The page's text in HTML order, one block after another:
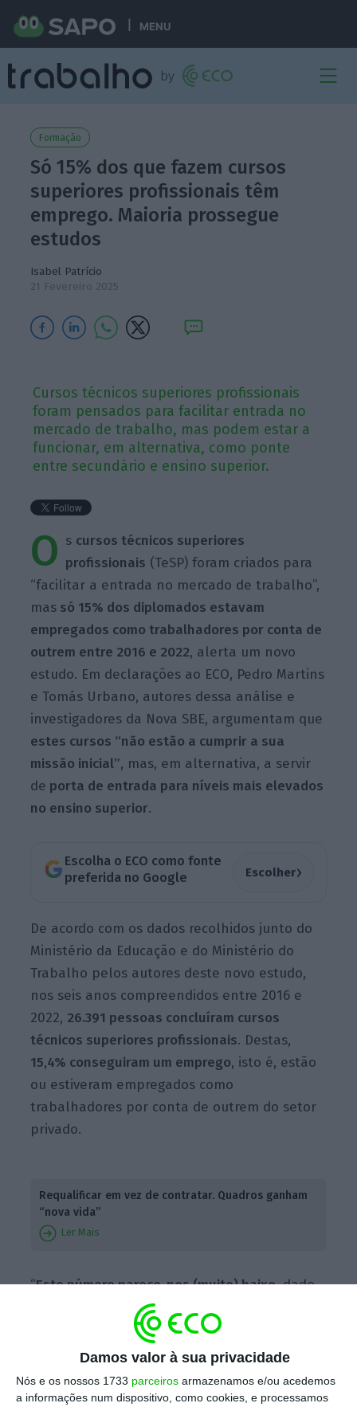
Damos valor à sua privacidade
Nós e os nossos 1733 parceiros armazenamos e/ou acedemos
a informações num dispositivo, como cookies, e processamos
MENU
Formação
Só 15% dos que fazem cursos
superiores profissionais têm
emprego. Maioria prossegue
estudos
Isabel Patrício
21 Fevereiro 2025
Cursos técnicos superiores profissionais
foram pensados para facilitar entrada no
mercado de trabalho, mas podem estar a
funcionar, em alternativa, como ponte
entre secundário e ensino superior.
O s cursos técnicos superiores
profissionais (TeSP) foram criados para
“facilitar a entrada no mercado de trabalho”,
mas só 15% dos diplomados estavam
empregados como trabalhadores por conta de
outrem entre 2016 e 2022, alerta um novo
estudo. Em declarações ao ECO, Pedro Martins
e Tomás Urbano, autores dessa análise e
investigadores da Nova SBE, argumentam que
estes cursos “não estão a cumprir a sua
missão inicial”, mas, em alternativa, a servir
de porta de entrada para níveis mais elevados
no ensino superior.
Escolha o ECO como fonte
preferida no Google
Escolher›
De acordo com os dados recolhidos junto do
Ministério da Educação e do Ministério do
Trabalho pelos autores deste novo estudo,
nos seis anos compreendidos entre 2016 e
2022, 26.391 pessoas concluíram cursos
técnicos superiores profissionais. Destas,
15,4% conseguiram um emprego, isto é, estão
ou estiveram empregados como
trabalhadores por conta de outrem do setor
privado.
Requalificar em vez de contratar. Quadros ganham
“nova vida”
Ler Mais
“Este número parece-nos (muito) baixo, dado
o objetivo inicial do programa envolver a
transição direta destes graduados para o
mercado de trabalho”, salientam Tomás
Urbano e Pedro Martins.